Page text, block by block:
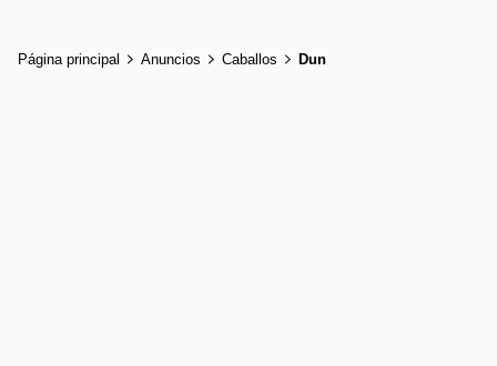
Página principal Anuncios Caballos Dun